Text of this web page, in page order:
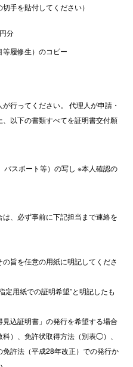
手を貼付してください）
分
履修生）のコピー
行ってください。 代理人が申請・
以下の書類すべてを証明書交付願
パスポート等）の写し ※本人確認の
、必ず事前に下記担当まで連絡を
旨を任意の用紙に明記してくださ
定用紙での証明希望”と明記したも
見込証明書」の発行を希望する場合
）、免許状取得方法（別表◯）、
許法（平成28年改正）での発行か